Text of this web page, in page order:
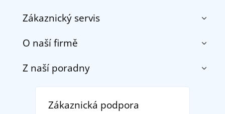
Zákaznický servis
Kontakt
Doprava a platba
Vrácení zboží a reklamace
Potisk a výšivka
O naší firmě
O nás
DobrýTextil pro firmy a organizace
Z naší poradny
tradicí od roku 1976
Zákaznická podpora